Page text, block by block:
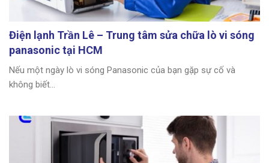
Điện lạnh Trần Lê – Trung tâm sửa chữa lò vi sóng
panasonic tại HCM
Nếu một ngày lò vi sóng Panasonic của bạn gặp sự cố và
không biết...